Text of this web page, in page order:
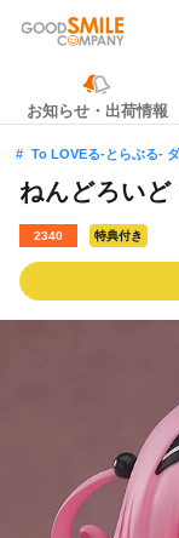
お知らせ・出荷情報
To LOVEる-とらぶる-
ねんどろい
2340 特典付き